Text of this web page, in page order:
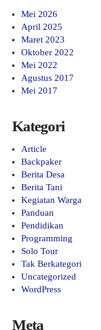
Mei 2026
April 2025
Maret 2023
Oktober 2022
Mei 2022
Agustus 2017
Mei 2017
Kategori
Article
Backpaker
Berita Desa
Berita Tani
Kegiatan Warga
Panduan
Pendidikan
Programming
Solo Tour
Tak Berkategori
Uncategorized
WordPress
Meta